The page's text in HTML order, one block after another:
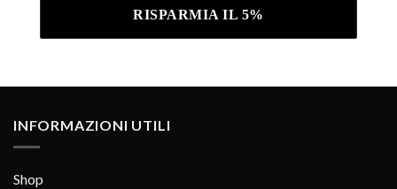
INFORMAZIONI UTILI
Shop